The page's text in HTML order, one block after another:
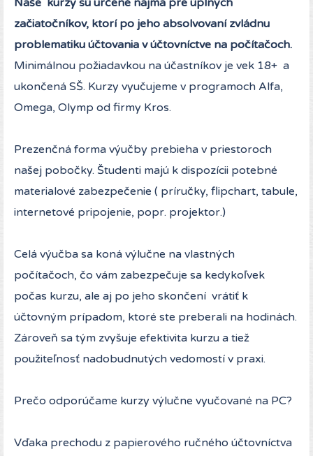
Naše kurzy sú určené najmä pre úplných
začiatočníkov, ktorí po jeho absolvovaní zvládnu
problematiku účtovania v účtovníctve na počítačoch.
Minimálnou požiadavkou na účastníkov je vek 18+ a
ukončená SŠ. Kurzy vyučujeme v programoch Alfa,
Omega, Olymp od firmy Kros.
Prezenčná forma výučby prebieha v priestoroch
našej pobočky. Študenti majú k dispozícii potebné
materialové zabezpečenie ( príručky, flipchart, tabule,
internetové pripojenie, popr. projektor.)
Celá výučba sa koná výlučne na vlastných
počítačoch, čo vám zabezpečuje sa kedykoľvek
počas kurzu, ale aj po jeho skončení vrátiť k
účtovným prípadom, ktoré ste preberali na hodinách.
Zároveň sa tým zvyšuje efektivita kurzu a tiež
použiteľnosť nadobudnutých vedomostí v praxi.
Prečo odporúčame kurzy výlučne vyučované na PC?
Vďaka prechodu z papierového ručného účtovníctva